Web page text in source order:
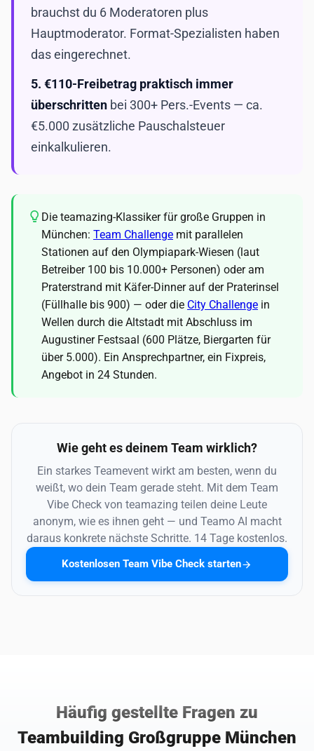
brauchst du 6 Moderatoren plus
Hauptmoderator. Format-Spezialisten haben
das eingerechnet.
5. €110-Freibetrag praktisch immer
überschritten bei 300+ Pers.-Events — ca.
€5.000 zusätzliche Pauschalsteuer
einkalkulieren.
Die teamazing-Klassiker für große Gruppen in
München: Team Challenge mit parallelen
Stationen auf den Olympiapark-Wiesen (laut
Betreiber 100 bis 10.000+ Personen) oder am
Praterstrand mit Käfer-Dinner auf der Praterinsel
(Füllhalle bis 900) — oder die City Challenge in
Wellen durch die Altstadt mit Abschluss im
Augustiner Festsaal (600 Plätze, Biergarten für
über 5.000). Ein Ansprechpartner, ein Fixpreis,
Angebot in 24 Stunden.
Wie geht es deinem Team wirklich?
Ein starkes Teamevent wirkt am besten, wenn du
weißt, wo dein Team gerade steht. Mit dem Team
Vibe Check von teamazing teilen deine Leute
anonym, wie es ihnen geht — und Teamo AI macht
daraus konkrete nächste Schritte. 14 Tage kostenlos.
Kostenlosen Team Vibe Check starten
Häufig gestellte Fragen zu
Teambuilding Großgruppe München